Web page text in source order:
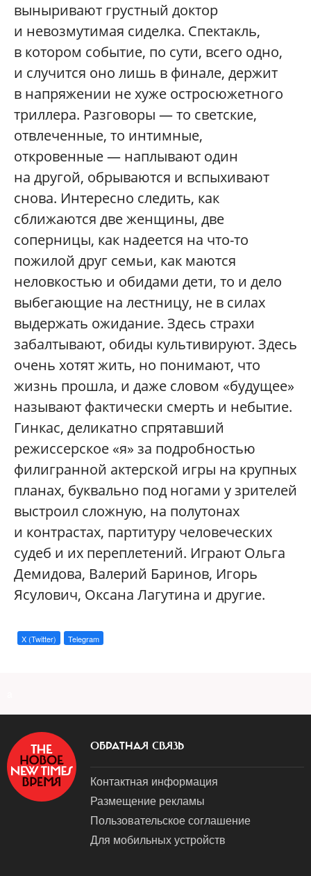
выныривают грустный доктор
и невозмутимая сиделка. Спектакль,
в котором событие, по сути, всего одно,
и случится оно лишь в финале, держит
в напряжении не хуже остросюжетного
триллера. Разговоры — то светские,
отвлеченные, то интимные,
откровенные — наплывают один
на другой, обрываются и вспыхивают
снова. Интересно следить, как
сближаются две женщины, две
соперницы, как надеется на что-то
пожилой друг семьи, как маются
неловкостью и обидами дети, то и дело
выбегающие на лестницу, не в силах
выдержать ожидание. Здесь страхи
забалтывают, обиды культивируют. Здесь
очень хотят жить, но понимают, что
жизнь прошла, и даже словом «будущее»
называют фактически смерть и небытие.
Гинкас, деликатно спрятавший
режиссерское «я» за подробностью
филигранной актерской игры на крупных
планах, буквально под ногами у зрителей
выстроил сложную, на полутонах
и контрастах, партитуру человеческих
судеб и их переплетений. Играют Ольга
Демидова, Валерий Баринов, Игорь
Ясулович, Оксана Лагутина и другие.
X (Twitter) Telegram
ОБРАТНАЯ СВЯЗЬ
Контактная информация
Размещение рекламы
Пользовательское соглашение
Для мобильных устройств